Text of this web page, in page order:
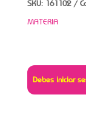
SKU: 161102
MATERIA
Debes iniciar